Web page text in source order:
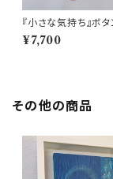
『小さな気持ち』ボ
リー
¥7,700
その他の商品